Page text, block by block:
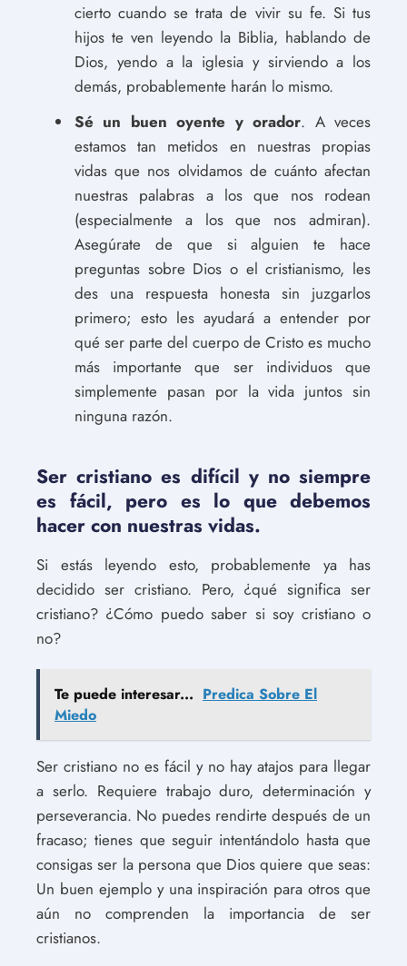
cierto cuando se trata de vivir su fe. Si tus
hijos te ven leyendo la Biblia, hablando de
Dios, yendo a la iglesia y sirviendo a los
demás, probablemente harán lo mismo.
Sé un buen oyente y orador. A veces
estamos tan metidos en nuestras propias
vidas que nos olvidamos de cuánto afectan
nuestras palabras a los que nos rodean
(especialmente a los que nos admiran).
Asegúrate de que si alguien te hace
preguntas sobre Dios o el cristianismo, les
des una respuesta honesta sin juzgarlos
primero; esto les ayudará a entender por
qué ser parte del cuerpo de Cristo es mucho
más importante que ser individuos que
simplemente pasan por la vida juntos sin
ninguna razón.
Ser cristiano es difícil y no siempre
es fácil, pero es lo que debemos
hacer con nuestras vidas.
Si estás leyendo esto, probablemente ya has
decidido ser cristiano. Pero, ¿qué significa ser
cristiano? ¿Cómo puedo saber si soy cristiano o
no?
Te puede interesar... Predica Sobre El
Miedo
Ser cristiano no es fácil y no hay atajos para llegar
a serlo. Requiere trabajo duro, determinación y
perseverancia. No puedes rendirte después de un
fracaso; tienes que seguir intentándolo hasta que
consigas ser la persona que Dios quiere que seas:
Un buen ejemplo y una inspiración para otros que
aún no comprenden la importancia de ser
cristianos.